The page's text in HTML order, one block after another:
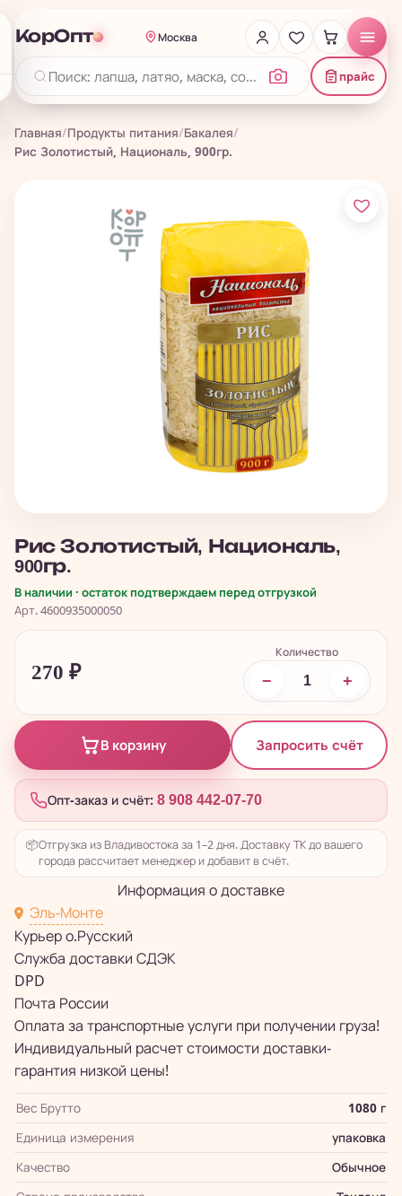
КорОпт Москва
прайс
Главная/Продукты питания/Бакалея/
Рис Золотистый, Националь, 900гр.
Рис Золотистый, Националь,
900гр.
В наличии · остаток подтверждаем перед отгрузкой
Арт. 4600935000050
270 ₽
Количество
− +
В корзину Запросить счёт
Опт-заказ и счёт: 8 908 442-07-70
📦Отгрузка из Владивостока за 1–2 дня. Доставку ТК до вашего
города рассчитает менеджер и добавит в счёт.
Информация о доставке
Эль-Монте
Курьер о.Русский
Служба доставки СДЭК
DPD
Почта России
Оплата за транспортные услуги при получении груза!
Индивидуальный расчет стоимости доставки-
гарантия низкой цены!
Вес Брутто
1080 г
Единица измерения
упаковка
Качество
Обычное